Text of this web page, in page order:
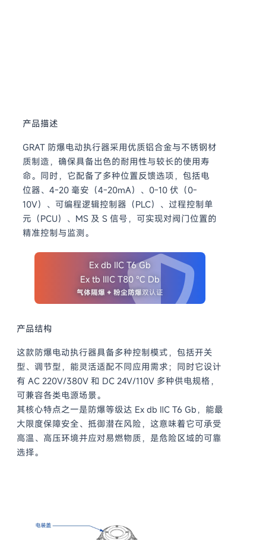
产品描述
GRAT 防爆电动执行器采用优质铝合金与不锈钢材
质制造，确保具备出色的耐用性与较长的使用寿
命。同时，它配备了多种位置反馈选项，包括电
位器、4-20 毫安（4-20mA）、0-10 伏（0-
10V）、可编程逻辑控制器（PLC）、过程控制单
元（PCU）、MS 及 S 信号，可实现对阀门位置的
精准控制与监测。
Ex db ⅡC T6 Gb
Ex tb ⅢC T80 ℃ Db
气体隔爆 + 粉尘防爆双认证
产品结构
这款防爆电动执行器具备多种控制模式，包括开关
型、调节型，能灵活适配不同应用需求；同时它设计
有 AC 220V/380V 和 DC 24V/110V 多种供电规格，
可兼容各类电源场景。
其核心特点之一是防爆等级达 Ex db ⅡC T6 Gb，能最
大限度保障安全、抵御潜在风险，这意味着它可承受
高温、高压环境并应对易燃物质，是危险区域的可靠
选择。